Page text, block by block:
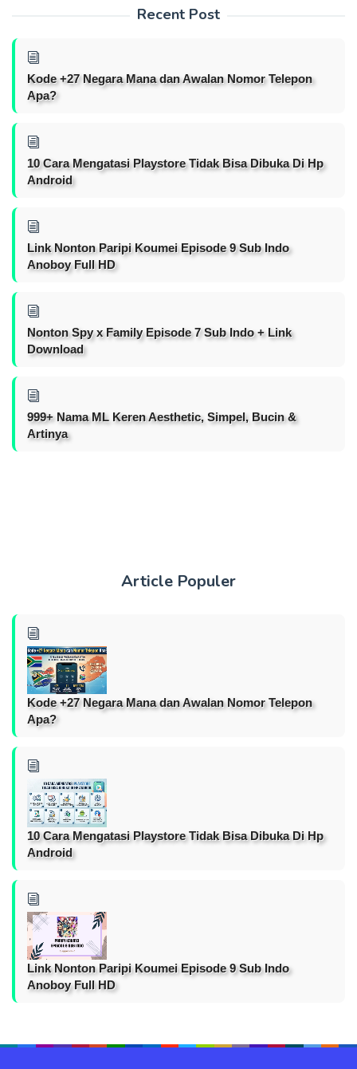
Recent Post
Kode +27 Negara Mana dan Awalan Nomor Telepon
Apa?
10 Cara Mengatasi Playstore Tidak Bisa Dibuka Di Hp
Android
Link Nonton Paripi Koumei Episode 9 Sub Indo
Anoboy Full HD
Nonton Spy x Family Episode 7 Sub Indo + Link
Download
999+ Nama ML Keren Aesthetic, Simpel, Bucin &
Artinya
Article Populer
Kode +27 Negara Mana dan Awalan Nomor Telepon
Apa?
10 Cara Mengatasi Playstore Tidak Bisa Dibuka Di Hp
Android
Link Nonton Paripi Koumei Episode 9 Sub Indo
Anoboy Full HD